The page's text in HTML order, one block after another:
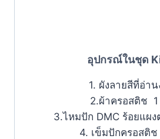
อุปกรณ์ในชุด
1. ผังลายสีที่อ่าน
2.ผ้าครอสติช
3.ไหมปัก DMC ร้อยแผ
4. เข็มปักครอสติช